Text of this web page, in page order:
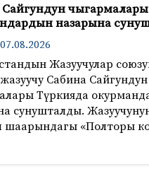
назарына
Жазуучулар
Сабина Сайгундун
Түркияда
сунушталды.
шаарындагы «Полторы